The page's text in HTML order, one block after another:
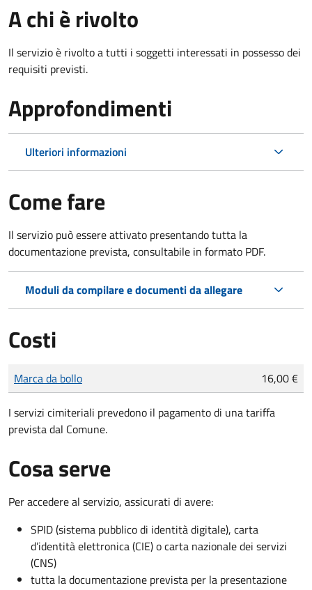
A chi è rivolto
Il servizio è rivolto a tutti i soggetti interessati in possesso dei
requisiti previsti.
Approfondimenti
Ulteriori informazioni
Come fare
Il servizio può essere attivato presentando tutta la
documentazione prevista, consultabile in formato PDF.
Moduli da compilare e documenti da allegare
Costi
Tipo di pagamento
Importo
Marca da bollo 16,00 €
I servizi cimiteriali prevedono il pagamento di una tariffa
prevista dal Comune.
Cosa serve
Per accedere al servizio, assicurati di avere:
SPID (sistema pubblico di identità digitale), carta
d’identità elettronica (CIE) o carta nazionale dei servizi
(CNS)
tutta la documentazione prevista per la presentazione